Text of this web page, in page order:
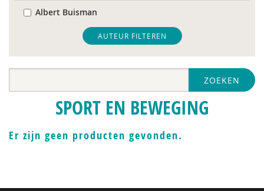
Albert Buisman
AUTEUR FILTEREN
ZOEKEN
SPORT EN BEWEGING
Er zijn geen producten gevonden.